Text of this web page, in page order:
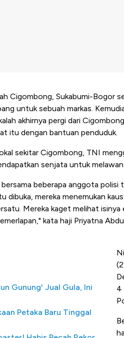
Cigombong, Sukabumi-Bogor
untuk sebuah markas.
akhirnya pergi dari
itu dengan bantuan penduduk.
sekitar Cigombong, TNI
senjata untuk
bersama beberapa anggota
dibuka, mereka menemukan
Mereka kaget melihat
kata haji Priyatna
Gunung' Jual Gula, Ini
Petaka Baru Tinggal
4
Kongo
Tembaga